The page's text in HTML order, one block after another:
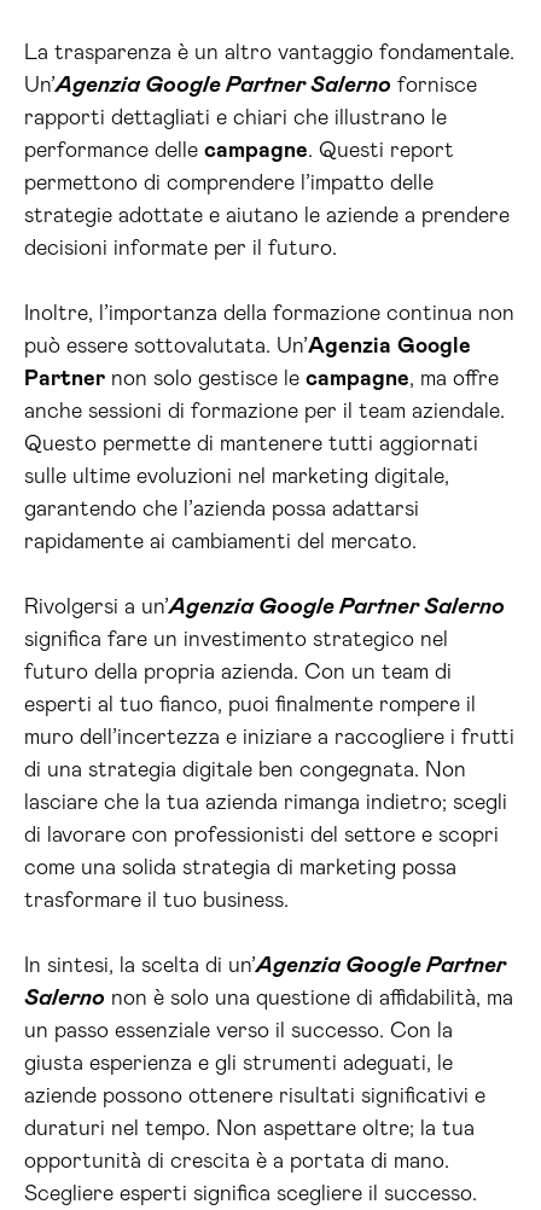
La trasparenza è un altro vantaggio fondamentale.
Un’Agenzia Google Partner Salerno fornisce
rapporti dettagliati e chiari che illustrano le
performance delle campagne. Questi report
permettono di comprendere l’impatto delle
strategie adottate e aiutano le aziende a prendere
decisioni informate per il futuro.
Inoltre, l’importanza della formazione continua non
può essere sottovalutata. Un’Agenzia Google
Partner non solo gestisce le campagne, ma offre
anche sessioni di formazione per il team aziendale.
Questo permette di mantenere tutti aggiornati
sulle ultime evoluzioni nel marketing digitale,
garantendo che l’azienda possa adattarsi
rapidamente ai cambiamenti del mercato.
Rivolgersi a un’Agenzia Google Partner Salerno
significa fare un investimento strategico nel
futuro della propria azienda. Con un team di
esperti al tuo fianco, puoi finalmente rompere il
muro dell’incertezza e iniziare a raccogliere i frutti
di una strategia digitale ben congegnata. Non
lasciare che la tua azienda rimanga indietro; scegli
di lavorare con professionisti del settore e scopri
come una solida strategia di marketing possa
trasformare il tuo business.
In sintesi, la scelta di un’Agenzia Google Partner
Salerno non è solo una questione di affidabilità, ma
un passo essenziale verso il successo. Con la
giusta esperienza e gli strumenti adeguati, le
aziende possono ottenere risultati significativi e
duraturi nel tempo. Non aspettare oltre; la tua
opportunità di crescita è a portata di mano.
Scegliere esperti significa scegliere il successo.